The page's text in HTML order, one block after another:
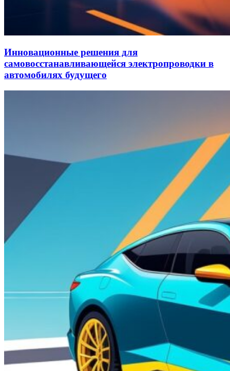
Инновационные решения для
самовосстанавливающейся электропроводки в
автомобилях будущего